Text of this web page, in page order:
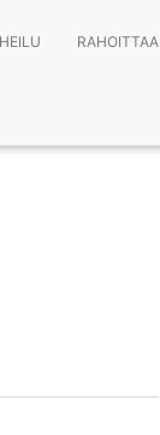
RAHOITTAA